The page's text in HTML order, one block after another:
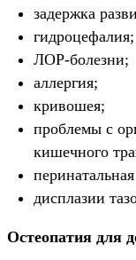
задержка
гидроцефалия;
ЛОР-болезни;
аллергия;
кривошея;
проблемы с
кишечного
дисплазии
Остеопатия для